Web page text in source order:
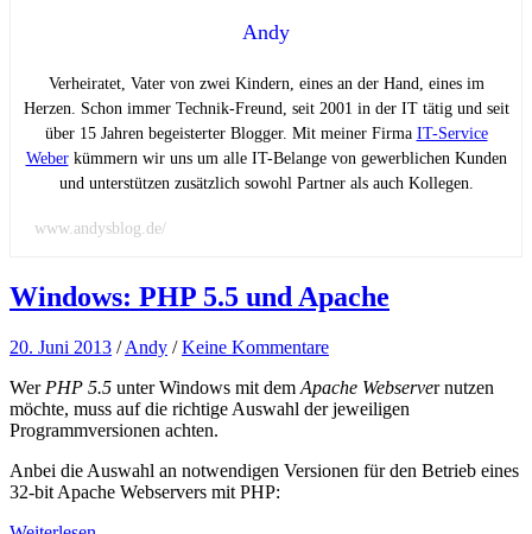
Andy
Verheiratet, Vater von zwei Kindern, eines an der Hand, eines im
Herzen. Schon immer Technik-Freund, seit 2001 in der IT tätig und seit
über 15 Jahren begeisterter Blogger. Mit meiner Firma IT-Service
Weberkümmern wir uns um alle IT-Belange von gewerblichen Kunden
und unterstützen zusätzlich sowohl Partner als auch Kollegen.
www.andysblog.de/
Windows: PHP 5.5 und Apache
20. Juni 2013 /Andy /Keine Kommentare
Wer PHP 5.5 unter Windows mit dem Apache Webserver nutzen
möchte, muss auf die richtige Auswahl der jeweiligen
Programmversionen achten.
Anbei die Auswahl an notwendigen Versionen für den Betrieb eines
32-bit Apache Webservers mit PHP: